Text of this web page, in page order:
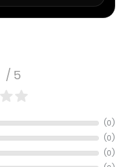
/ 5
(0)
(0)
(0)